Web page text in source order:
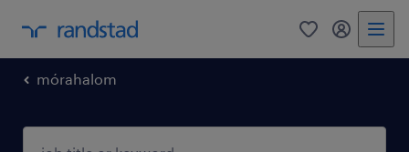
0 my
mórahalom